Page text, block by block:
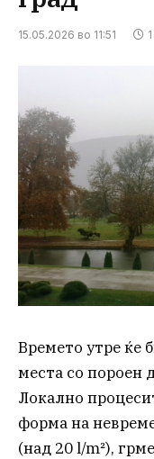
15.05.2026 во 11:51
Времето утре ќе
места со пороен
Локално
форма на
(над 20 l/m²),